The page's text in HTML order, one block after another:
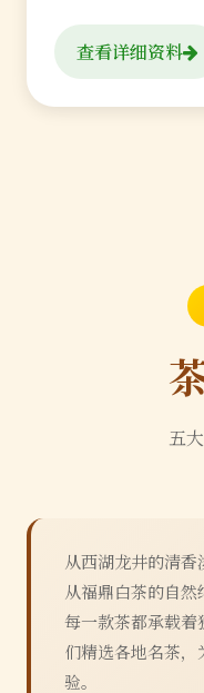
查看详细资料
五
从西湖龙井的清香
从福鼎白茶的自然
每一款茶都承载着
们精选各地名茶
验。